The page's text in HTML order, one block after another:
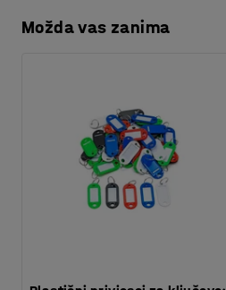
Možda vas zanima